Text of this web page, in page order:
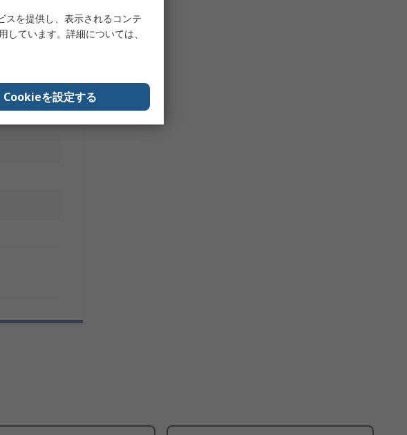
スを提供し、表示されるコンテ
ています。詳細については、
Cookieを設定する